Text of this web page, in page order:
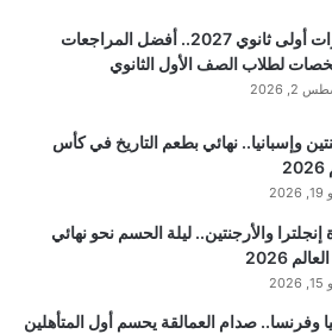
مذكرات أولى ثانوي 2027.. أفضل المراجعات
لطلاب الصف الأول الثانوي
2, 2026
وإسبانيا.. نهائي بطعم التاريخ في كأس
إنجلترا والأرجنتين.. ليلة الحسم نحو نهائي
2026
وفرنسا.. صدام العمالقة يحسم أول المتأهلين